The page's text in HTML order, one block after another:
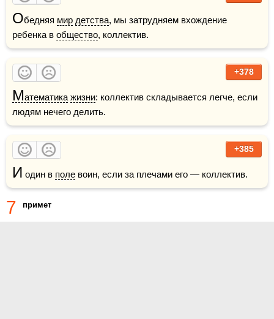
Обедняя мир детства, мы затрудняем вхождение
ребенка в общество, коллектив.
+378
Математика жизни: коллектив складывается легче, если
людям нечего делить.
+385
И один в поле воин, если за плечами его — коллектив.
7 примет